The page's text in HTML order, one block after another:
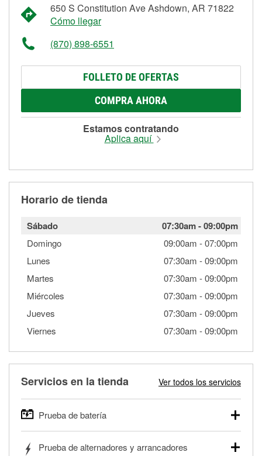
650 S Constitution Ave Ashdown, AR 71822
Cómo llegar
(870) 898-6551
FOLLETO DE OFERTAS
COMPRA AHORA
Estamos contratando
Aplica aquí
Horario de tienda
Sábado 07:30am-09:00pm
Domingo 09:00am -07:00pm
Lunes
07:30am -09:00pm
Martes
07:30am -09:00pm
Miércoles
07:30am -09:00pm
Jueves
07:30am -09:00pm
Viernes
07:30am -09:00pm
Servicios en la tienda Ver todos los servicios
Prueba de batería
autos, camionetas, SUVs, vehículos comerciales y
Prueba de alternadores y arrancadores